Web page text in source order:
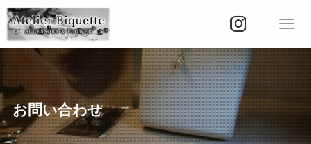
お問い合わせ